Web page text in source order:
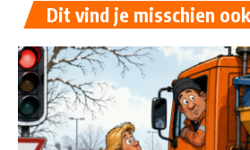
Dit vind je misschien